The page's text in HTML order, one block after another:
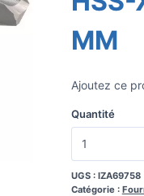
MM
Ajoutez ce
Quantité
UGS : IZA69758
Catégorie :